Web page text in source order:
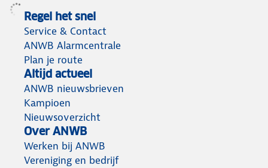
Regel het snel
Service & Contact
ANWB Alarmcentrale
Plan je route
Altijd actueel
ANWB nieuwsbrieven
Kampioen
Nieuwsoverzicht
Over ANWB
Werken bij ANWB
Vereniging en bedrijf